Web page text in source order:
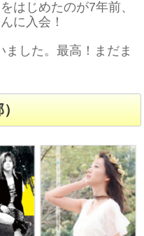
はじめたのが7年前、
に入会！
した。最高！まだま